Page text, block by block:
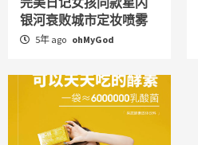
银河衰败城市定妆喷雾
5年 ago ohMyGod